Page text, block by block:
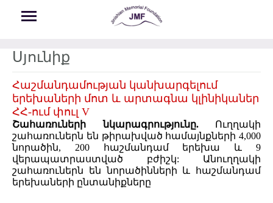
Սյունիք
Հաշմանդամության կանխարգելում
երեխաների մոտ և արտագնա կլինիկաներ
ՀՀ-ում փուլ V
Շահառուների նկարագրությունը.
Ուղղակի
շահառուներն են թիրախված համայնքների 4,000
նորածին, 200 հաշմանդամ երեխա և 9
վերապատրաստված բժիշկ: Անուղղակի
շահառուներն են նորածինների և հաշմանդամ
երեխաների ընտանիքները